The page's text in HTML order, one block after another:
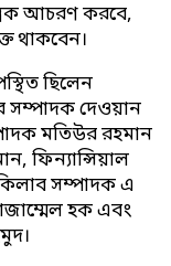
আচরণ করবে,
থাকবেন।
ছিলেন
সম্পাদক দেওয়ান
মতিউর রহমান
ফিন্যান্সিয়াল
সম্পাদক এ
হক এবং